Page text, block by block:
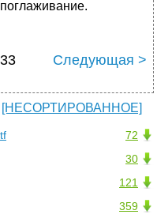
Следующая >
[НЕСОРТИРОВАННОЕ]
72
30
121
359